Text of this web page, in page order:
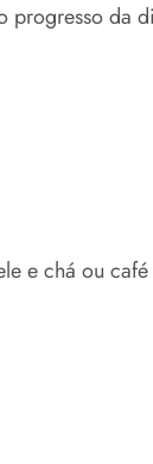
progresso da
e chá ou café